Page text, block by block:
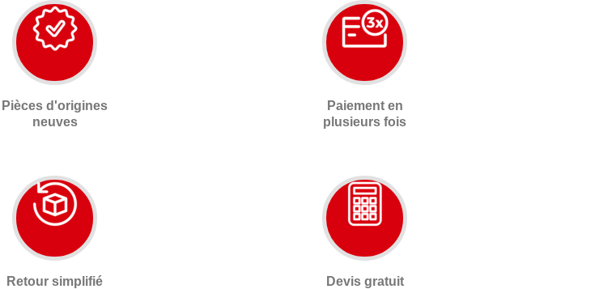
Pièces d'origines
neuves
Paiement en
plusieurs fois
Retour simplifié
Devis gratuit